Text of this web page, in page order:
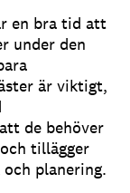
en bra tid att
under den
är viktigt,
de behöver
tillägger
planering.